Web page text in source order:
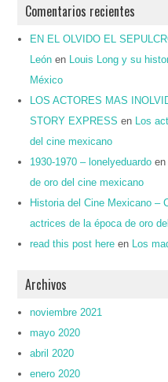
Comentarios recientes
EN EL OLVIDO EL
León en
Louis Long y su
México
LOS ACTORES MAS
STORY EXPRESS en
Los
del cine mexicano
1930-1970 – lonelyeduardo en
de oro del cine mexicano
Historia del Cine Mexicano –
actrices de la época de oro
read this post here en Los
Archivos
noviembre 2021
mayo 2020
abril 2020
enero 2020